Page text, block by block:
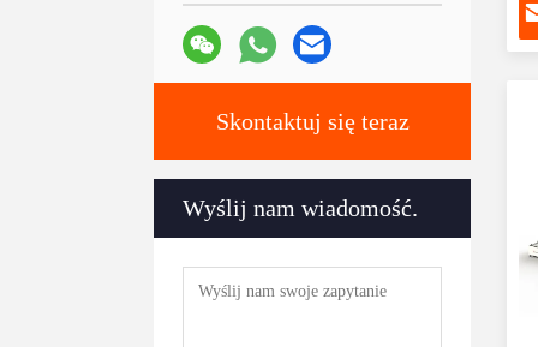
Skontaktuj się teraz
Wyślij nam wiadomość.